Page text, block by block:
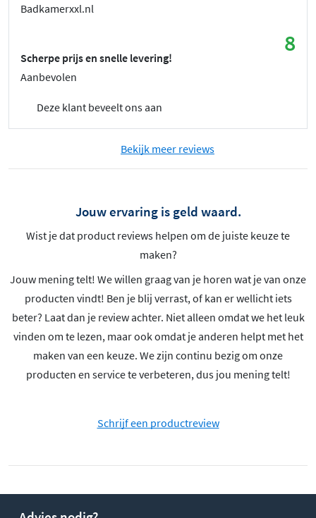
Badkamerxxl.nl
8
Scherpe prijs en snelle levering!
Aanbevolen
Deze klant beveelt ons aan
Bekijk meer reviews
Jouw ervaring is geld waard.
Wist je dat product reviews helpen om de juiste keuze te
maken?
Jouw mening telt! We willen graag van je horen wat je van onze
producten vindt! Ben je blij verrast, of kan er wellicht iets
beter? Laat dan je review achter. Niet alleen omdat we het leuk
vinden om te lezen, maar ook omdat je anderen helpt met het
maken van een keuze. We zijn continu bezig om onze
producten en service te verbeteren, dus jou mening telt!
Schrijf een productreview